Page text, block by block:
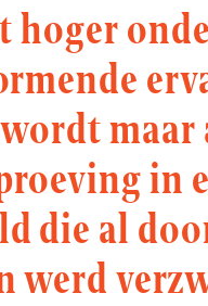
hoger
maar
in
die al
werd